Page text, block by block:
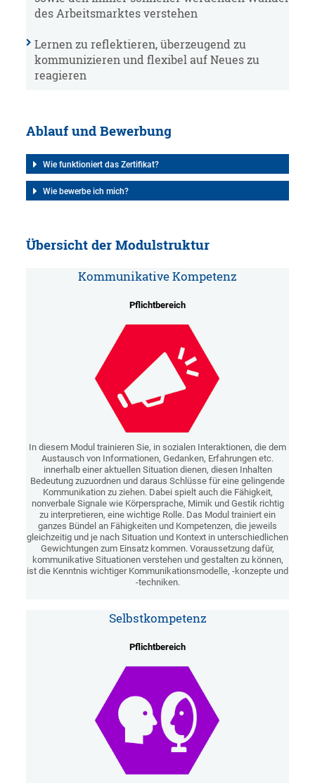
des Arbeitsmarktes verstehen
Lernen zu reflektieren, überzeugend zu
kommunizieren und flexibel auf Neues zu
reagieren
Ablauf und Bewerbung
Wie funktioniert das Zertifikat?
Wie bewerbe ich mich?
Übersicht der Modulstruktur
Kommunikative Kompetenz
Pflichtbereich
In diesem Modul trainieren Sie, in sozialen Interaktionen, die dem
Austausch von Informationen, Gedanken, Erfahrungen etc.
innerhalb einer aktuellen Situation dienen, diesen Inhalten
Bedeutung zuzuordnen und daraus Schlüsse für eine gelingende
Kommunikation zu ziehen. Dabei spielt auch die Fähigkeit,
nonverbale Signale wie Körpersprache, Mimik und Gestik richtig
zu interpretieren, eine wichtige Rolle. Das Modul trainiert ein
ganzes Bündel an Fähigkeiten und Kompetenzen, die jeweils
gleichzeitig und je nach Situation und Kontext in unterschiedlichen
Gewichtungen zum Einsatz kommen. Voraussetzung dafür,
kommunikative Situationen verstehen und gestalten zu können,
ist die Kenntnis wichtiger Kommunikationsmodelle, -konzepte und
-techniken.
Selbstkompetenz
Pflichtbereich